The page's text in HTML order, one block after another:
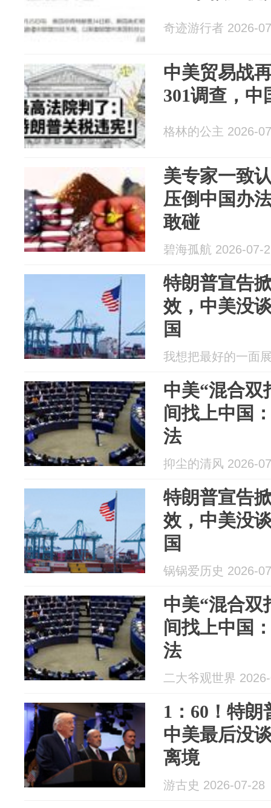
奇迹游行者 2026-
中美贸易战
301调查，
格林的公主 2026-
美专家一致
压倒中国办
敢碰
碧海孤航 2026-07-
特朗普宣告
效，中美没
国
我想把最好的一面
中美“混合双
间找上中国
法
抑尘的清风 2026-
特朗普宣告
效，中美没
国
锅锅爱历史 2026-
中美“混合双
间找上中国
法
二大爷观世界
1：60！特
中美最后没
离境
游古史 2026-07-28